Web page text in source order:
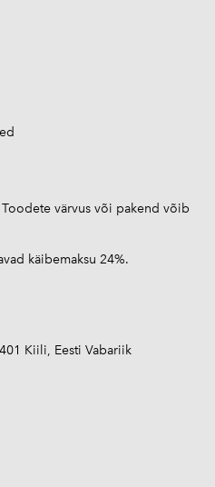
värvus või pakend võib
käibemaksu 24%.
Kiili, Eesti Vabariik